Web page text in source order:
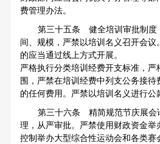
费管理办法。
第三十五条 健全培训审批制度
间、规模，严禁以培训名义召开会议
的应当通过线上方式开展。
严格执行分类培训经费开支标准，严
围，严禁在培训经费中列支公务接
的任何费用。严禁以培训名义进行公
第三十六条 精简规范节庆展会
理，从严审批。严禁使用财政资金举
控制举办大型综合性运动会和各类赛